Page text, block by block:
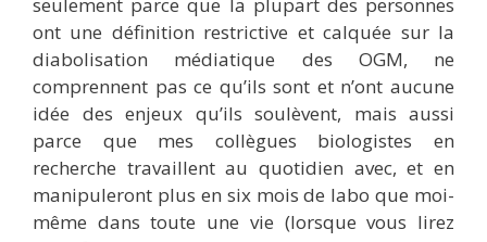
seulement parce que la plupart des personnes
ont une définition restrictive et calquée sur la
diabolisation médiatique des OGM, ne
comprennent pas ce qu’ils sont et n’ont aucune
idée des enjeux qu’ils soulèvent, mais aussi
parce que mes collègues biologistes en
recherche travaillent au quotidien avec, et en
manipuleront plus en six mois de labo que moi-
même dans toute une vie (lorsque vous lirez